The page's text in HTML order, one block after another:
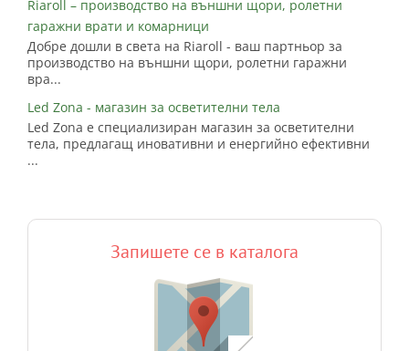
Riaroll – производство на външни щори, ролетни
гаражни врати и комарници
Добре дошли в света на Riaroll - ваш партньор за
производство на външни щори, ролетни гаражни
вра...
Led Zona - магазин за осветителни тела
Led Zona е специализиран магазин за осветителни
тела, предлагащ иновативни и енергийно ефективни
...
Запишете се в каталога